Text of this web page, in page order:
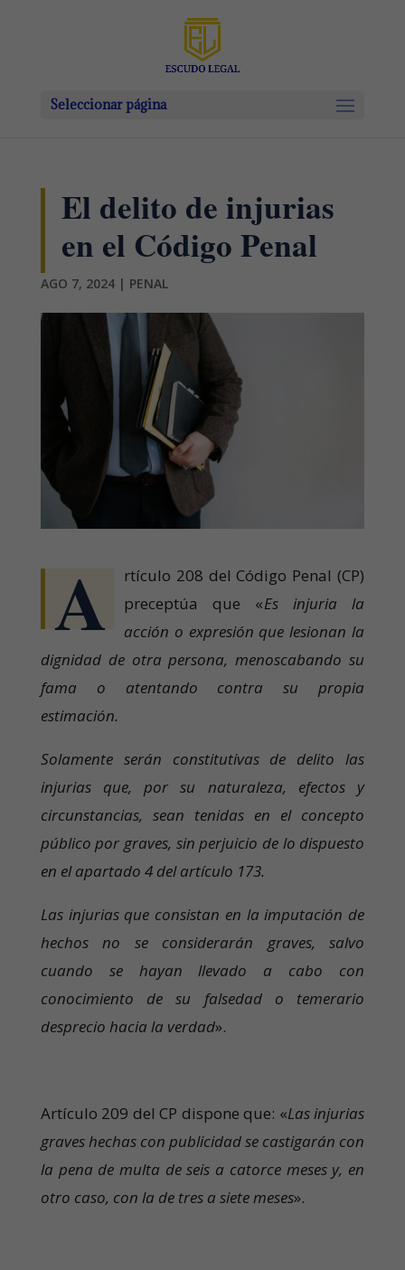
Seleccionar página
El delito de injurias
en el Código Penal
AGO 7, 2024| PENAL
A
rtículo 208 del Código Penal (CP)
preceptúa que «Es injuria la
acción o expresión que lesionan la
dignidad de otra persona, menoscabando su
fama o atentando contra su propia
estimación.
Solamente serán constitutivas de delito las
injurias que, por su naturaleza, efectos y
circunstancias, sean tenidas en el concepto
público por graves, sin perjuicio de lo dispuesto
en el apartado 4 del artículo 173.
Las injurias que consistan en la imputación de
hechos no se considerarán graves, salvo
cuando se hayan llevado a cabo con
conocimiento de su falsedad o temerario
desprecio hacia la verdad».
Artículo 209 del CP dispone que: «Las injurias
graves hechas con publicidad se castigarán con
la pena de multa de seis a catorce meses y, en
otro caso, con la de tres a siete meses».